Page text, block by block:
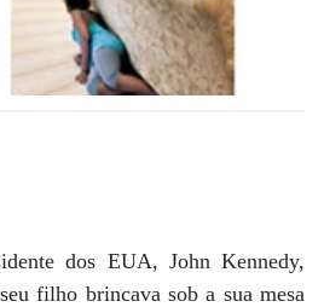
dos EUA, John Kennedy,
filho brincava sob a sua mesa